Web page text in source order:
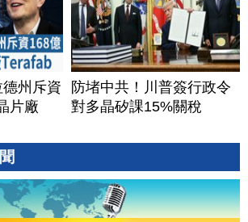
州斥資
片廠
防堵中共！川普簽行政令
對多晶矽課15%關稅